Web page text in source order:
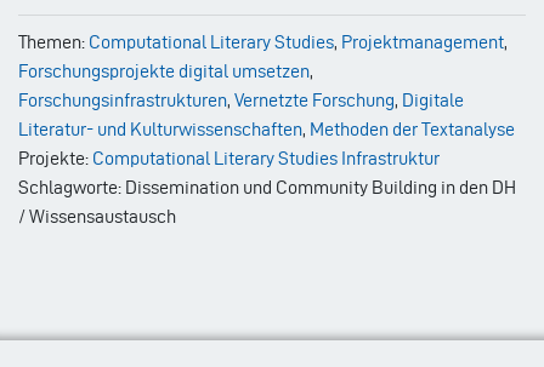
Themen: Computational Literary Studies, Projektmanagement,
Forschungsprojekte digital umsetzen,
Forschungsinfrastrukturen, Vernetzte Forschung, Digitale
Literatur- und Kulturwissenschaften, Methoden der Textanalyse
Projekte: Computational Literary Studies Infrastruktur
Schlagworte: Dissemination und Community Building in den DH
/ Wissensaustausch